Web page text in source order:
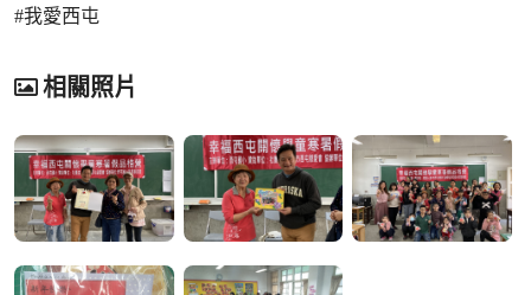
#我愛西屯
相關照片